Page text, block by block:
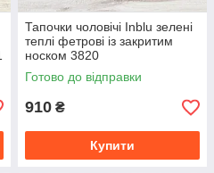
Тапочки чоловічі Inblu зелені
теплі фетрові із закритим
носком 3820
Готово до відправки
910 ₴
Купити